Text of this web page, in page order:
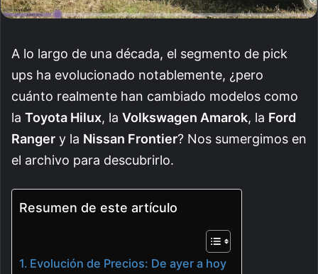
A lo largo de una década, el segmento de pick
ups ha evolucionado notablemente, ¿pero
cuánto realmente han cambiado modelos como
la Toyota Hilux, la Volkswagen Amarok, la Ford
Ranger y la Nissan Frontier? Nos sumergimos en
el archivo para descubrirlo.
Resumen de este artículo
Evolución de Precios: De ayer a hoy